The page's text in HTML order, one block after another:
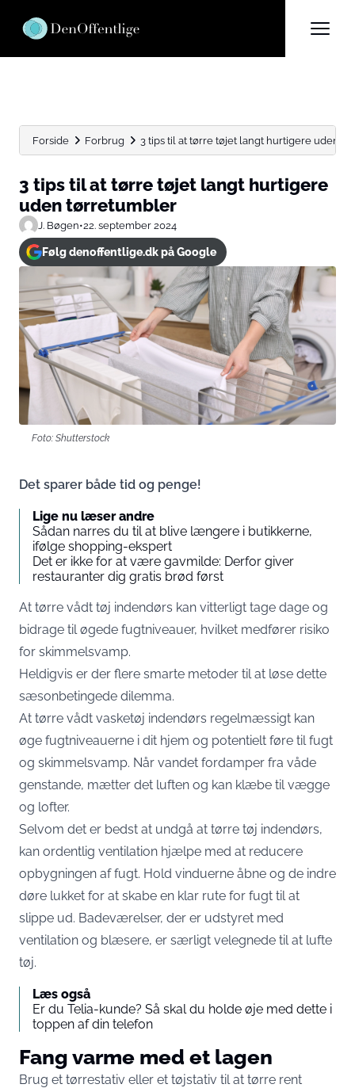
Forside Forbrug 3 tips til at tørre tøjet langt hurtigere uden
3 tips til at tørre tøjet langt hurtigere
uden tørretumbler
J. Bøgen•22. september 2024
Følg denoffentlige.dk på Google
Foto: Shutterstock
Det sparer både tid og penge!
Lige nu læser andre
Sådan narres du til at blive længere i butikkerne,
ifølge shopping-ekspert
Det er ikke for at være gavmilde: Derfor giver
restauranter dig gratis brød først
At tørre vådt tøj indendørs kan vitterligt tage dage og
bidrage til øgede fugtniveauer, hvilket medfører risiko
for skimmelsvamp.
Heldigvis er der flere smarte metoder til at løse dette
sæsonbetingede dilemma.
At tørre vådt vasketøj indendørs regelmæssigt kan
øge fugtniveauerne i dit hjem og potentielt føre til fugt
og skimmelsvamp. Når vandet fordamper fra våde
genstande, mætter det luften og kan klæbe til vægge
og lofter.
Selvom det er bedst at undgå at tørre tøj indendørs,
kan ordentlig ventilation hjælpe med at reducere
opbygningen af fugt. Hold vinduerne åbne og de indre
døre lukket for at skabe en klar rute for fugt til at
slippe ud. Badeværelser, der er udstyret med
ventilation og blæsere, er særligt velegnede til at lufte
tøj.
Læs også
Er du Telia-kunde? Så skal du holde øje med dette i
toppen af din telefon
Fang varme med et lagen
Brug et tørrestativ eller et tøjstativ til at tørre rent